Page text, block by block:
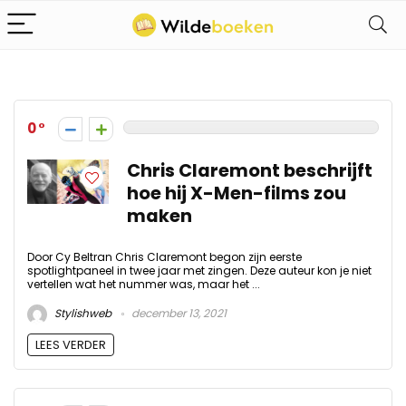
0
Chris Claremont beschrijft
hoe hij X-Men-films zou
maken
Door Cy Beltran Chris Claremont begon zijn eerste
spotlightpaneel in twee jaar met zingen. Deze auteur kon je niet
vertellen wat het nummer was, maar het ...
Stylishweb
december 13, 2021
LEES VERDER